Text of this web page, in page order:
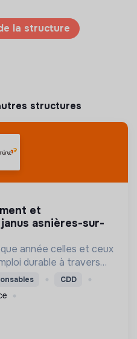
la structure
structures
asnières-sur-
année celles et ceux
durable à travers
CDD